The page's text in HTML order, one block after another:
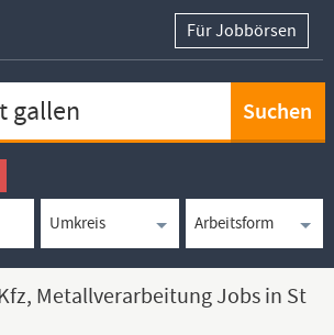
Für Jobbörsen
Metallverarbeitung Jobs in St